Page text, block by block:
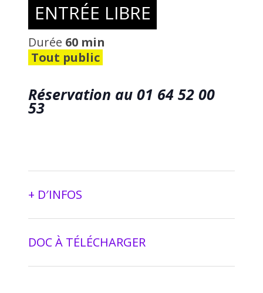
ENTRÉE LIBRE
Durée 60 min
Tout public
Réservation au 01 64 52 00
53
+ D′INFOS
DOC À TÉLÉCHARGER